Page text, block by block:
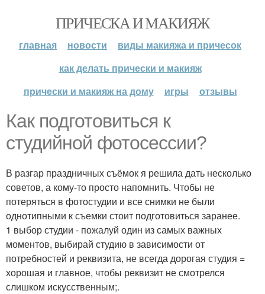
ПРИЧЕСКА И МАКИЯЖ
главная новости
виды макияжа и причесок
как делать прически и макияж
прически и макияж на дому
игры отзывы
Как подготовиться к
студийной фотосессии?
В разгар праздничных съёмок я решила дать несколько
советов, а кому-то просто напомнить. Чтобы не
потеряться в фотостудии и все снимки не были
однотипными к съемки стоит подготовиться заранее.
1 выбор студии - пожалуй один из самых важных
моментов, выбирай студию в зависимости от
потребностей и реквизита, не всегда дорогая студия =
хорошая и главное, чтобы реквизит не смотрелся
слишком искусственным;.